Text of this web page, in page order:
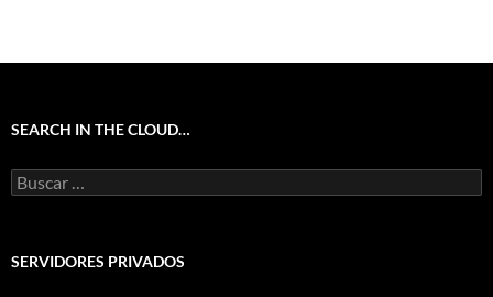
SEARCH IN THE CLOUD…
Buscar:
SERVIDORES PRIVADOS